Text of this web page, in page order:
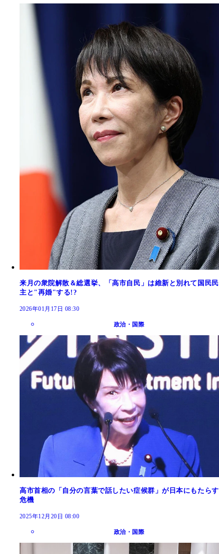
来月の衆院解散＆総選挙、「高市自民」は維新と別れて国民民
主と"再婚"する!?
2026年01月17日 08:30
政治・国際
高市首相の「自分の言葉で話したい症候群」が日本にもたらす
危機
2025年12月20日 08:00
政治・国際